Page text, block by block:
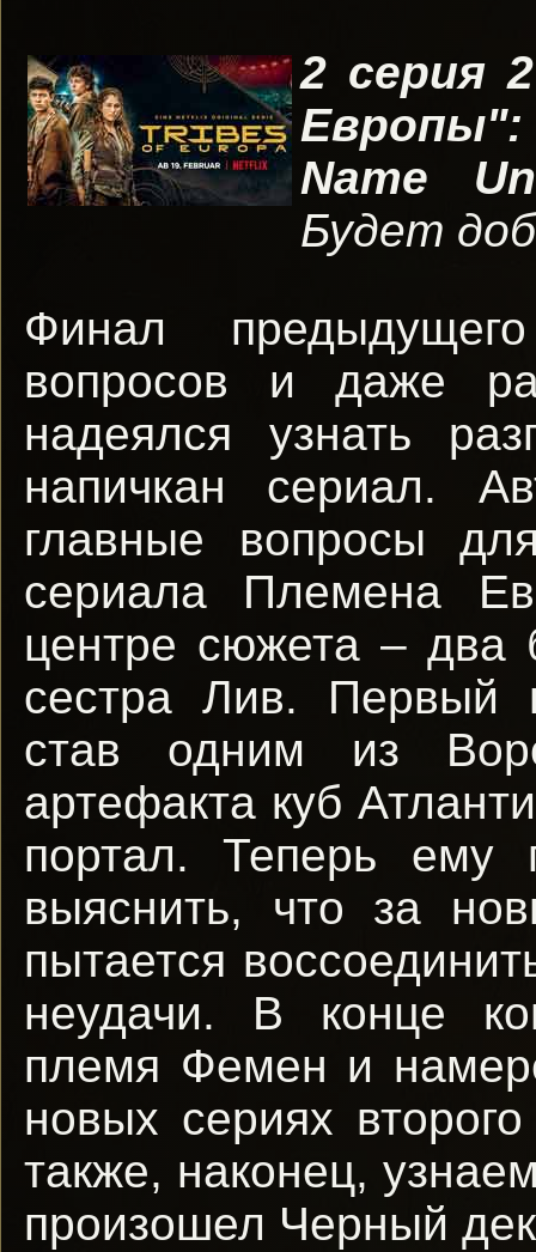
2 серия
Name
Будет
Финал
вопросов и даже
надеялся узнать
напичкан сериал.
главные вопросы
сериала Племена
центре сюжета –
сестра Лив. Первый
став одним из
артефакта куб
портал. Теперь ему
выяснить, что за
пытается
неудачи. В конце
племя Фемен и
новых сериях
также, наконец,
произошел Черный